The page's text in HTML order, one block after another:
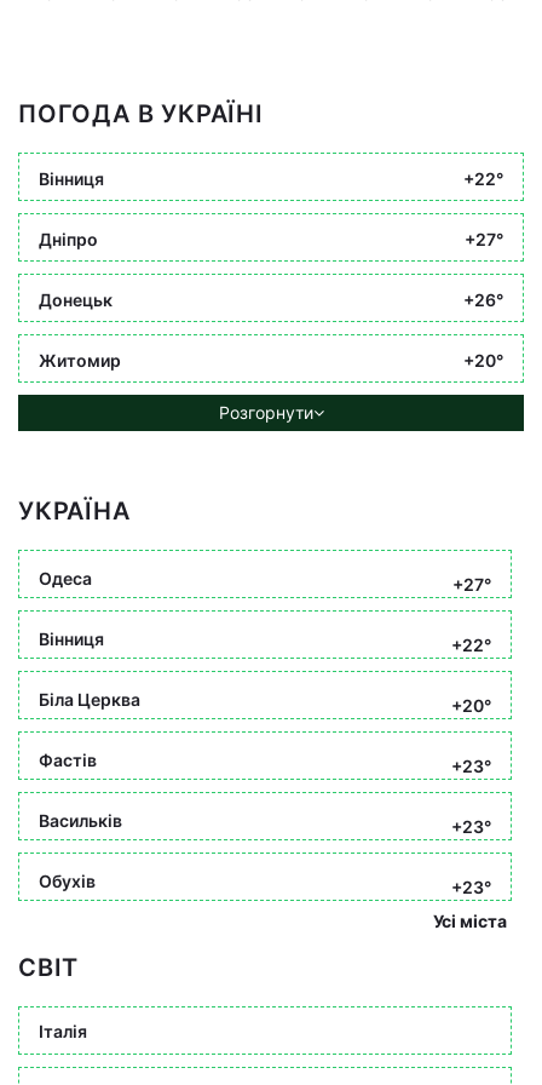
ПОГОДА В УКРАЇНІ
Вінниця +22°
Дніпро +27°
Донецьк +26°
Житомир +20°
Розгорнути
УКРАЇНА
Одеса +27°
Вінниця +22°
Біла Церква +20°
Фастів +23°
Васильків +23°
Обухів
+23°
Усі міста
СВІТ
Італія